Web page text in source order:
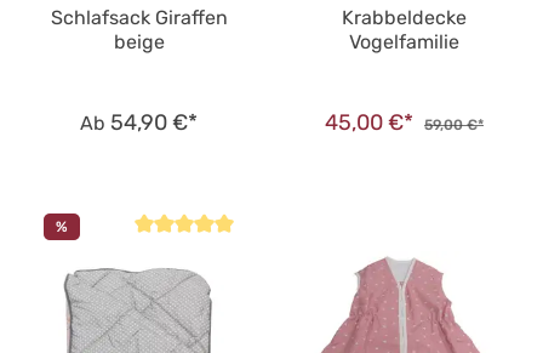
Schlafsack Giraffen
beige
Ab 54,90 €*
Krabbeldecke
Vogelfamilie
45,00 €* 59,00 €*
%
Durchschnittliche Bewertung von 5 von 5 Sternen